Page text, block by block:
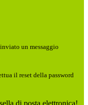
un messaggio
il reset della password